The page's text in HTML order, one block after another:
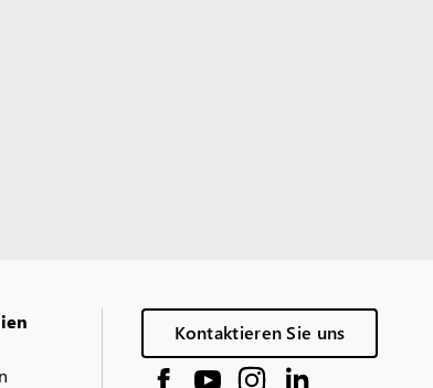
Kontaktieren Sie uns